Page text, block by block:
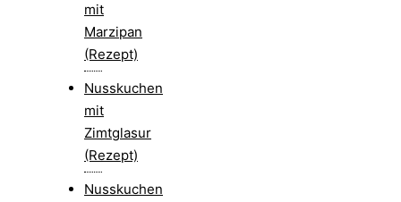
mit
Marzipan
(Rezept)
Nusskuchen
mit
Zimtglasur
(Rezept)
Nusskuchen